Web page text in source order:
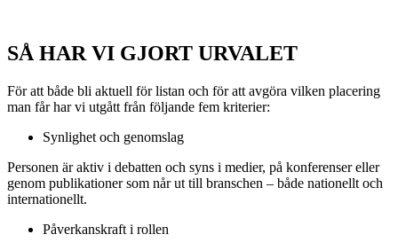
SÅ HAR VI GJORT URVALET
För att både bli aktuell för listan och för att avgöra vilken placering
man får har vi utgått från följande fem kriterier:
Synlighet och genomslag
Personen är aktiv i debatten och syns i medier, på konferenser eller
genom publikationer som når ut till branschen – både nationellt och
internationellt.
Påverkanskraft i rollen